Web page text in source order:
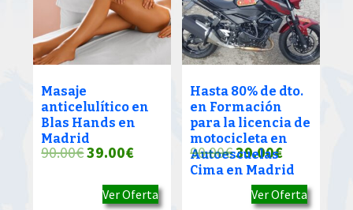
Masaje
anticelulítico en
Blas Hands en
Madrid
90.00€El
original
39.00€El
actual
Ver Oferta
Hasta 80% de dto.
en Formación
para la licencia de
motocicleta en
Autoescuelas
Cima en Madrid
90.00€El
precio
original
39.00€El
precio
actual
Ver Oferta